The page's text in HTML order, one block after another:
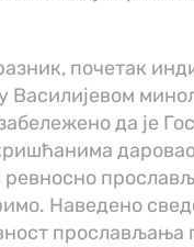
почетак
Василијевом
да је
даровао
ревносно
Наведено
прослављања